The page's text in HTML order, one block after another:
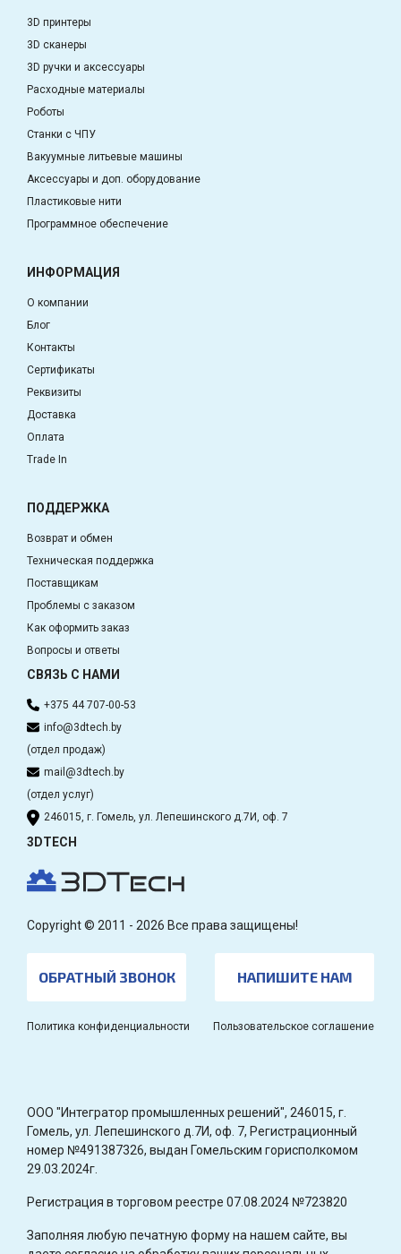
3D принтеры
3D сканеры
3D ручки и аксессуары
Расходные материалы
Роботы
Станки с ЧПУ
Вакуумные литьевые машины
Аксессуары и доп. оборудование
Пластиковые нити
Программное обеспечение
ИНФОРМАЦИЯ
О компании
Блог
Контакты
Сертификаты
Реквизиты
Доставка
Оплата
Trade In
ПОДДЕРЖКА
Возврат и обмен
Техническая поддержка
Поставщикам
Проблемы с заказом
Как оформить заказ
Вопросы и ответы
СВЯЗЬ С НАМИ
+375 44 707-00-53
info@3dtech.by
(отдел продаж)
mail@3dtech.by
(отдел услуг)
246015, г. Гомель, ул. Лепешинского д.7И, оф. 7
3DTECH
Copyright © 2011 - 2026 Все права защищены!
ОБРАТНЫЙ ЗВОНОК НАПИШИТЕ НАМ
Политика конфиденциальности Пользовательское соглашение
OOO "Интегратор промышленных решений", 246015, г.
Гомель, ул. Лепешинского д.7И, оф. 7, Регистрационный
номер №491387326, выдан Гомельским горисполкомом
29.03.2024г.
Регистрация в торговом реестре 07.08.2024 №723820
Заполняя любую печатную форму на нашем сайте, вы